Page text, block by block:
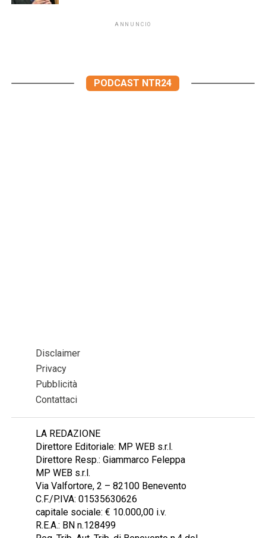
ANNUNCIO
PODCAST NTR24
Disclaimer
Privacy
Pubblicità
Contattaci
LA REDAZIONE
Direttore Editoriale: MP WEB s.r.l.
Direttore Resp.: Giammarco Feleppa
MP WEB s.r.l.
Via Valfortore, 2 – 82100 Benevento
C.F./P.IVA: 01535630626
capitale sociale: € 10.000,00 i.v.
R.E.A.: BN n.128499